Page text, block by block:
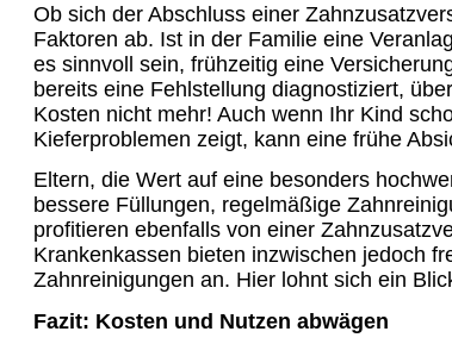
Ob sich der Abschluss einer
Faktoren ab. Ist in der Familie eine
es sinnvoll sein, frühzeitig eine
bereits eine Fehlstellung diagnostiziert,
Kosten nicht mehr! Auch wenn Ihr Kind
Kieferproblemen zeigt, kann eine frühe
Eltern, die Wert auf eine besonders
bessere Füllungen, regelmäßige
profitieren ebenfalls von einer
Krankenkassen bieten inzwischen jedoch
Zahnreinigungen an. Hier lohnt sich ein
Fazit: Kosten und Nutzen abwägen